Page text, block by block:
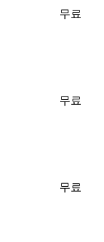
무료
무료
무료